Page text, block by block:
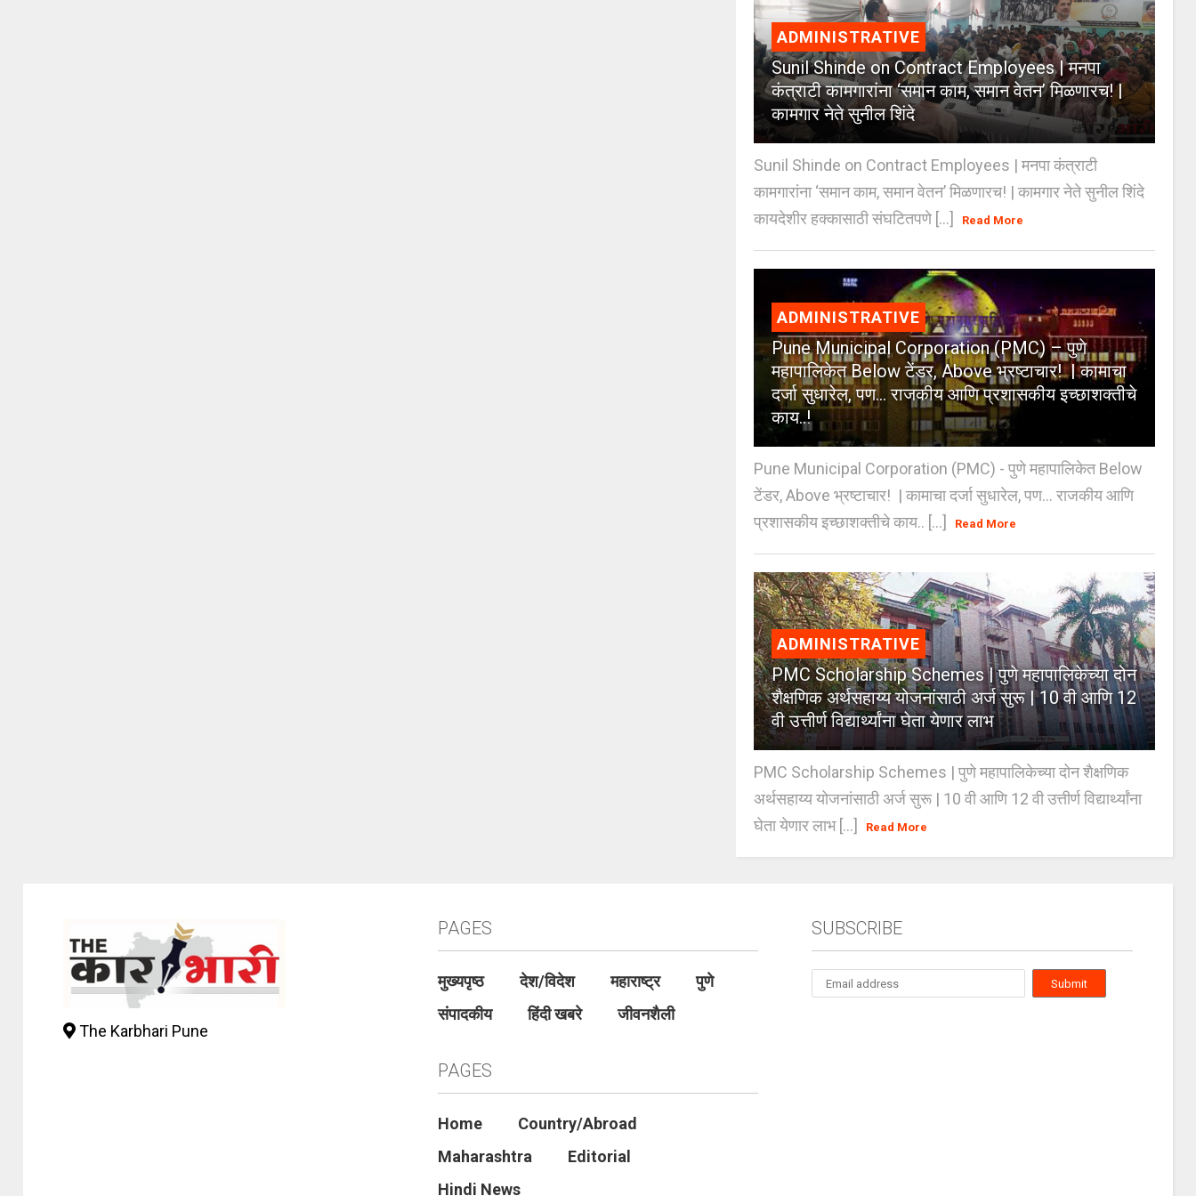
ADMINISTRATIVE
Sunil Shinde on Contract Employees | मनपा
कंत्राटी कामगारांना ‘समान काम, समान वेतन’ मिळणारच! |
कामगार नेते सुनील शिंदे
Sunil Shinde on Contract Employees | मनपा कंत्राटी
कामगारांना ‘समान काम, समान वेतन’ मिळणारच! | कामगार नेते सुनील शिंदे
कायदेशीर हक्कासाठी संघटितपणे [...]
Read More
ADMINISTRATIVE
Pune Municipal Corporation (PMC) – पुणे
महापालिकेत Below टेंडर, Above भ्रष्टाचार! | कामाचा
दर्जा सुधारेल, पण… राजकीय आणि प्रशासकीय इच्छाशक्तीचे
काय..!
Pune Municipal Corporation (PMC) - पुणे महापालिकेत Below
टेंडर, Above भ्रष्टाचार! | कामाचा दर्जा सुधारेल, पण… राजकीय आणि
प्रशासकीय इच्छाशक्तीचे काय.. [...]
Read More
ADMINISTRATIVE
PMC Scholarship Schemes | पुणे महापालिकेच्या दोन
शैक्षणिक अर्थसहाय्य योजनांसाठी अर्ज सुरू | 10 वी आणि 12
वी उत्तीर्ण विद्यार्थ्यांना घेता येणार लाभ
PMC Scholarship Schemes | पुणे महापालिकेच्या दोन शैक्षणिक
अर्थसहाय्य योजनांसाठी अर्ज सुरू | 10 वी आणि 12 वी उत्तीर्ण विद्यार्थ्यांना
घेता येणार लाभ [...]
Read More
The Karbhari Pune
PAGES
मुख्यपृष्ठ देश/विदेश महाराष्ट्र
पुणे
संपादकीय
हिंदी खबरे जीवनशैली
PAGES
Home
Country/Abroad
Maharashtra
Editorial
Hindi News
SUBSCRIBE